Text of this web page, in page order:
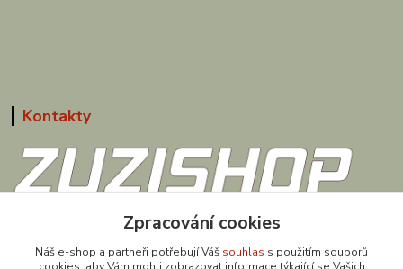
Kontakty
Zpracování cookies
Náš e-shop a partneři potřebují Váš souhlas s použitím souborů